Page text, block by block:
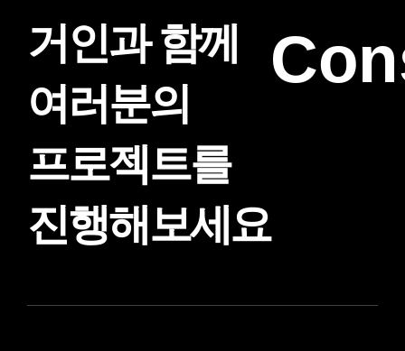
거인과 함께
여러분의
프로젝트를
진행해보세요